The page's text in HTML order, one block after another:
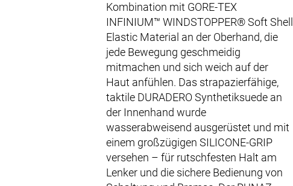
Kombination mit GORE-TEX
INFINIUM™ WINDSTOPPER® Soft Shell
Elastic Material an der Oberhand, die
jede Bewegung geschmeidig
mitmachen und sich weich auf der
Haut anfühlen. Das strapazierfähige,
taktile DURADERO Synthetiksuede an
der Innenhand wurde
wasserabweisend ausgerüstet und mit
einem großzügigen SILICONE-GRIP
versehen – für rutschfesten Halt am
Lenker und die sichere Bedienung von